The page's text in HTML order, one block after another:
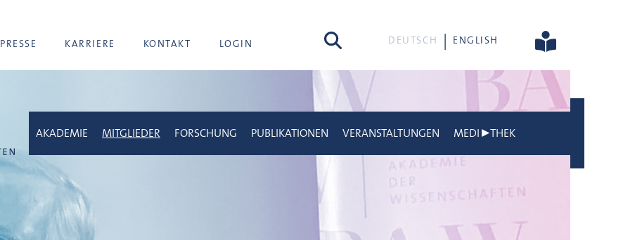
PRESSE KARRIERE KONTAKT LOGIN Suche DEUTSCH ENGLISH
AKADEMIE MITGLIEDER FORSCHUNG PUBLIKATIONEN VERANSTALTUNGEN MEDI▶THEK